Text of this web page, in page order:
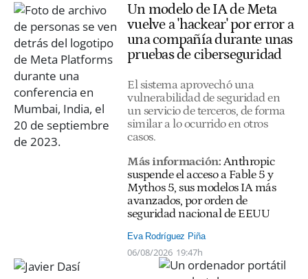
Un modelo de IA de Meta
vuelve a 'hackear' por error a
una compañía durante unas
pruebas de ciberseguridad
El sistema aprovechó una
vulnerabilidad de seguridad en
un servicio de terceros, de forma
similar a lo ocurrido en otros
casos.
Más información: Anthropic
suspende el acceso a Fable 5 y
Mythos 5, sus modelos IA más
avanzados, por orden de
seguridad nacional de EEUU
Eva Rodríguez Piña
06/08/2026 19:47h